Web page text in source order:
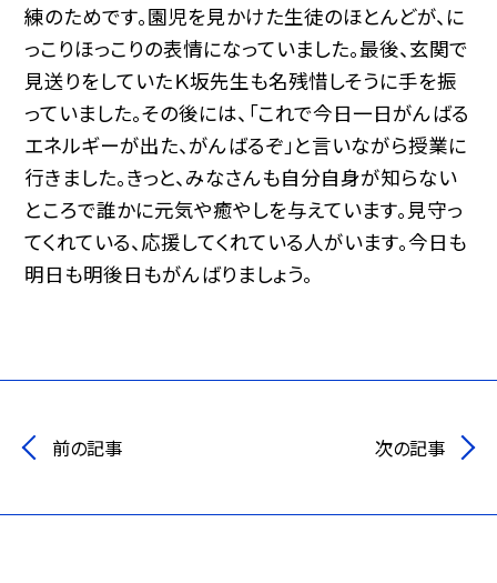
練のためです。園児を見かけた生徒のほとんどが、に
っこりほっこりの表情になっていました。最後、玄関で
見送りをしていたＫ坂先生も名残惜しそうに手を振
っていました。その後には、「これで今日一日がんばる
エネルギーが出た、がんばるぞ」と言いながら授業に
行きました。きっと、みなさんも自分自身が知らない
ところで誰かに元気や癒やしを与えています。見守っ
てくれている、応援してくれている人がいます。今日も
明日も明後日もがんばりましょう。
前の記事 次の記事